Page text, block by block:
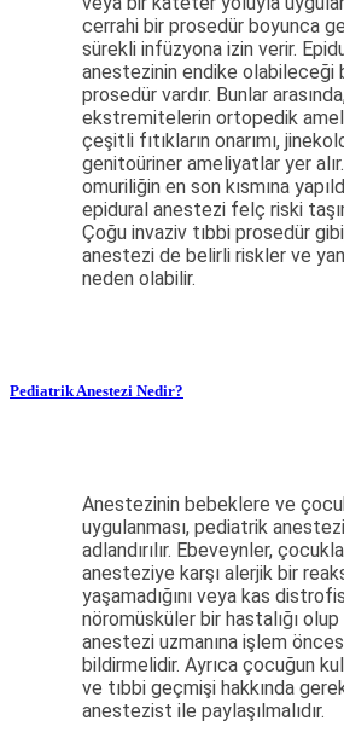
cerrahi bir prosedür boyunca
sürekli infüzyona izin verir.
anestezinin endike olabileceği
prosedür vardır. Bunlar
ekstremitelerin ortopedik
çeşitli fıtıkların onarımı,
genitoüriner ameliyatlar yer
omuriliğin en son kısmına
epidural anestezi felç riski
Çoğu invaziv tıbbi prosedür
anestezi de belirli riskler ve
neden olabilir.
Pediatrik Anestezi Nedir?
Anestezinin bebeklere ve
uygulanması, pediatrik
adlandırılır. Ebeveynler,
anesteziye karşı alerjik bir
yaşamadığını veya kas
nöromüsküler bir hastalığı olup
anestezi uzmanına işlem
bildirmelidir. Ayrıca çocuğun
ve tıbbi geçmişi hakkında
anestezist ile paylaşılmalıdır.